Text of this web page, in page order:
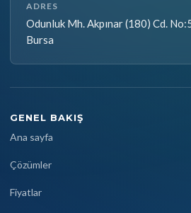
ADRES
Odunluk Mh. Akpınar (180) Cd.
Bursa
GENEL BAKIŞ
Ana sayfa
Çözümler
Fiyatlar